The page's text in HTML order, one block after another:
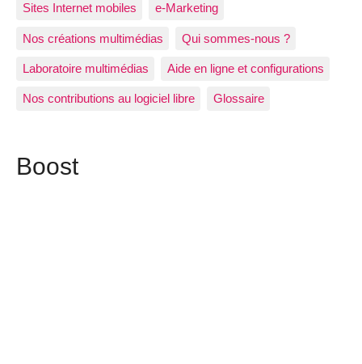
Sites Internet mobiles e-Marketing
Nos créations multimédias Qui sommes-nous ?
Laboratoire multimédias Aide en ligne et configurations
Nos contributions au logiciel libre Glossaire
Boost